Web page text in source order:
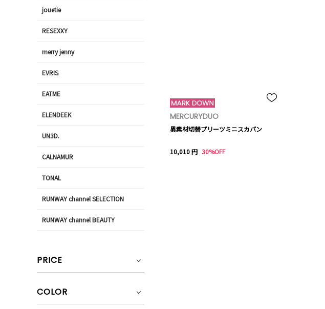
MERCURYDUO
異素材切替プリーツミニスカパン
10,010 円 30%OFF
jouetie
RESEXXY
merry jenny
EVRIS
EATME
ELENDEEK
UN3D.
CALNAMUR
TONAL
RUNWAY channel SELECTION
RUNWAY channel BEAUTY
PRICE
COLOR